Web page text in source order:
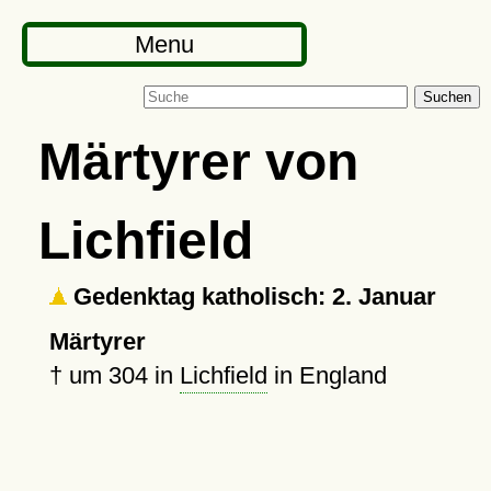
Menu
Suchen
Märtyrer von
Lichfield
Gedenktag katholisch: 2. Januar
Märtyrer
† um 304in Lichfield in England